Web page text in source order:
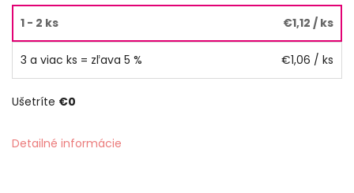
1 - 2 ks €1,12 / ks
3 a viac ks = zľava 5 % €1,06 / ks
Ušetríte €0
Detailné informácie